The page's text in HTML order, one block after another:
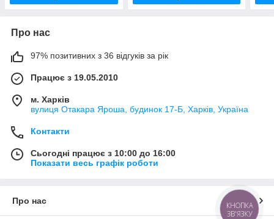
Про нас
97% позитивних з 36 відгуків за рік
Працює з 19.05.2010
м. Харків
вулиця Отакара Яроша, будинок 17-Б, Харків, Україна
Контакти
Сьогодні працює з 10:00 до 16:00
Показати весь графік роботи
Про нас
КНОПКА
ЗВ'ЯЗКУ